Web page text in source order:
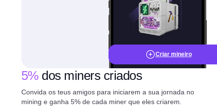
Criar mineiro
5%dos miners criados
Convida os teus amigos para iniciarem a sua jornada no
mining e ganha 5% de cada miner que eles criarem.